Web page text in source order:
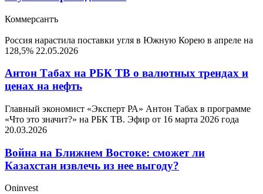
Коммерсантъ
Россия нарастила поставки угля в Южную Корею в апреле на
128,5% 22.05.2026
Антон Табах на РБК ТВ о валютных трендах и
ценах на нефть
Главный экономист «Эксперт РА» Антон Табах в программе
«Что это значит?» на РБК ТВ. Эфир от 16 марта 2026 года
20.03.2026
Война на Ближнем Востоке: сможет ли
Казахстан извлечь из нее выгоду?
Oninvest